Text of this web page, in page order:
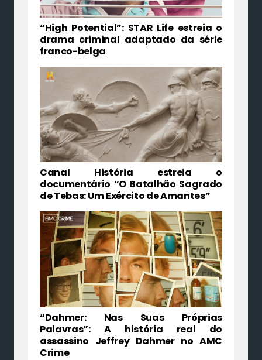
“High Potential”: STAR Life estreia o
drama criminal adaptado da série
franco-belga
Canal História estreia o
documentário “O Batalhão Sagrado
de Tebas: Um Exército de Amantes”
“Dahmer: Nas Suas Próprias
Palavras”: A história real do
assassino Jeffrey Dahmer no AMC
Crime